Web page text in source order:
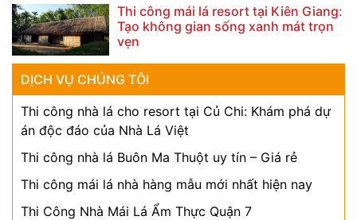
Thi công mái lá resort tại Kiên Giang:
Tạo không gian sống xanh mát trọn
vẹn
DỊCH VỤ CHÚNG TÔI
Thi công nhà lá cho resort tại Củ Chi: Khám phá dự
án độc đáo của Nhà Lá Việt
Thi công nhà lá Buôn Ma Thuột uy tín – Giá rẻ
Thi công mái lá nhà hàng mẫu mới nhất hiện nay
Thi Công Nhà Mái Lá Ẩm Thực Quận 7